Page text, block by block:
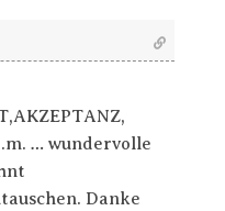
… wundervolle
Danke